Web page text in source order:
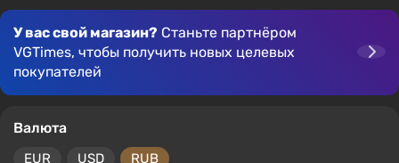
У вас свой магазин? Станьте партнёром
VGTimes, чтобы получить новых целевых
покупателей
Валюта
EUR USD RUB